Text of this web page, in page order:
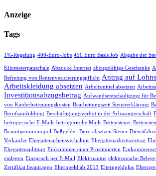
Anzeige
Tags
1%-Regelung 400-Euro-Jobs 450 Euro Basis Job Abgabe der
Kilometerpauschale Abzocke Internet abzugsfähige Geschenke
Befreiung von Rentenvesicherungspflicht Antrag auf
Arbeitskleidung absetzen Arbeitsmittel absetzen
Investitionsabzugsbetrag Aufwandsentschädigung für
von Kinderbetreuungskosten Bearbeitungszeit Steuererklärung
Berufsausbildung Beschäftigungsverbot in der Schwangerschaft
betrügerische E-Mails betrügerische Mails Bettensteuer
Branntweinmonopol Bußgelder Büro absetzen Steuer
Verkäufer Ehegattenarbeitsverhältnis Ehegattenarbeitsvertrag
Ehegattensplitting Einkommen einer Prostituierten
einlegen Einspruch per E-Mail Elektroautos elektronische Belege
Zertifikat beantragen Elterngeld ab 2013 Elterngeldplus